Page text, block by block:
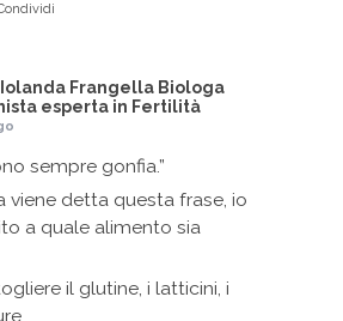
Iolanda Frangella Biologa
esperta in Fertilità
sempre gonfia.”
viene detta questa frase, io
a quale alimento sia
il glutine, i latticini, i